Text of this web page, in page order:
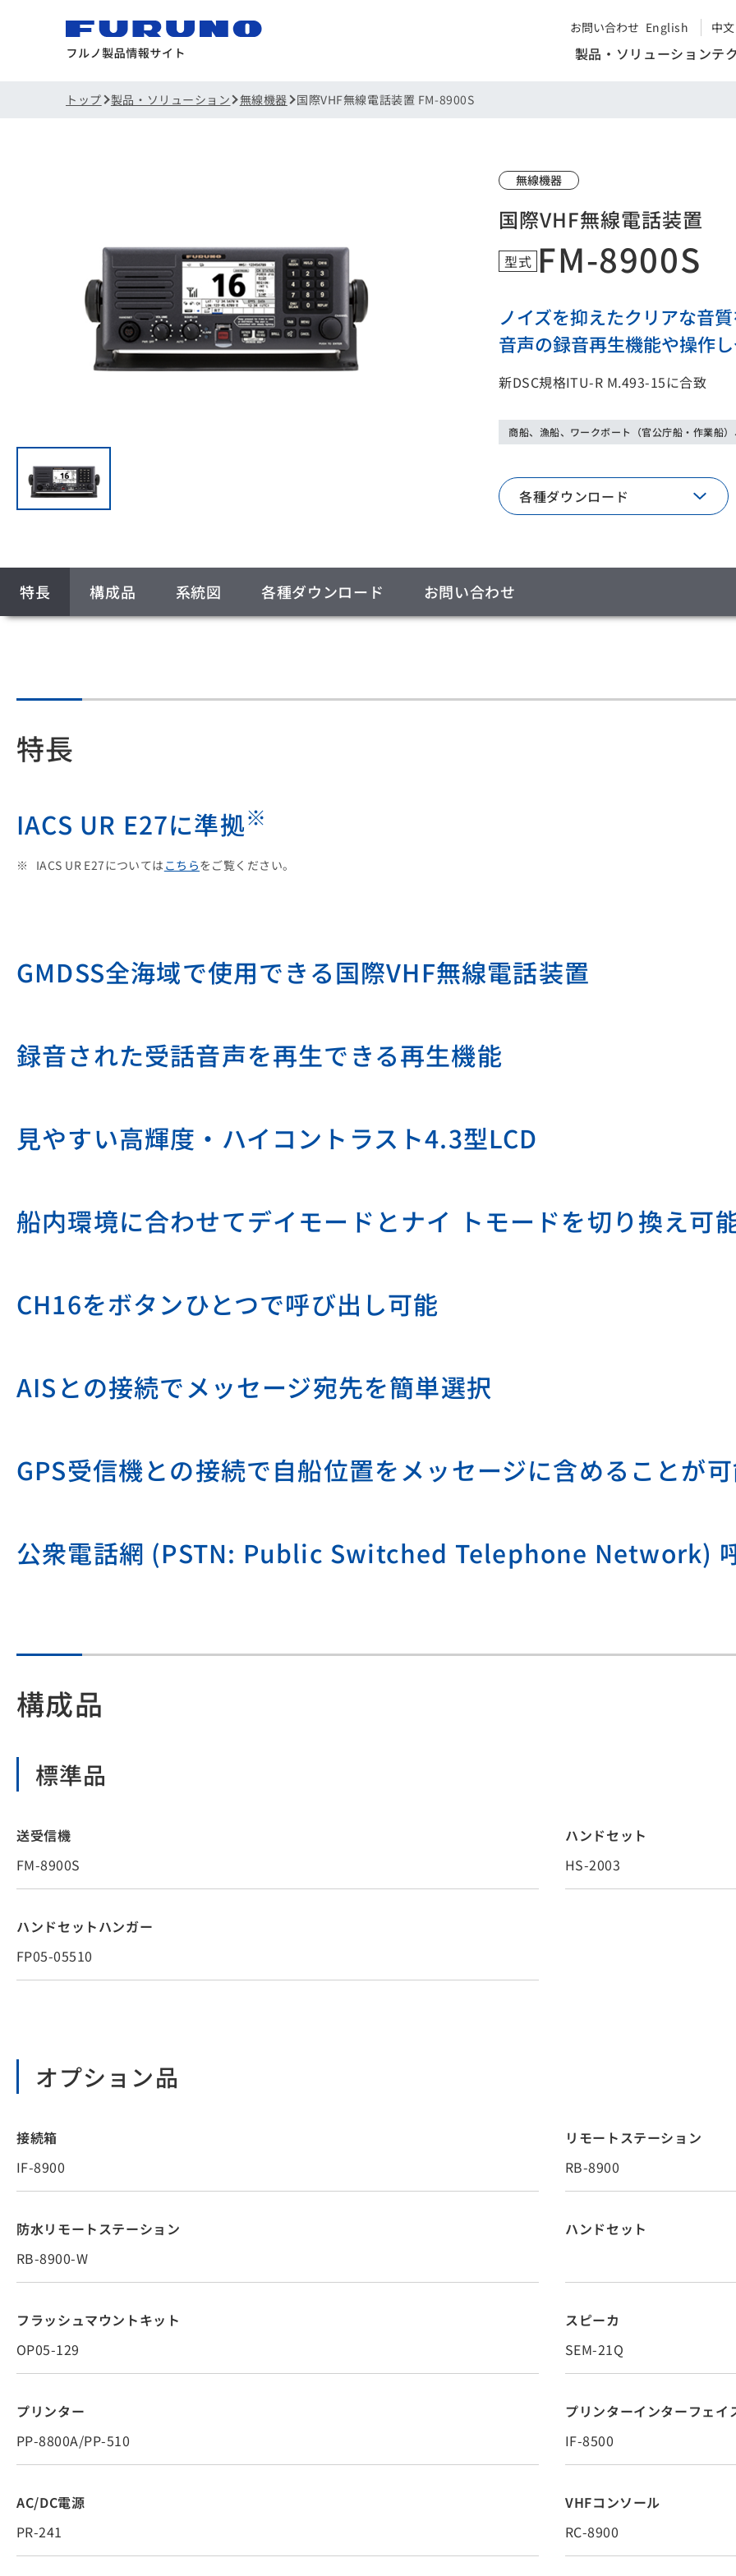
お問い合わせ English 中文
製品・ソリューションテ
トップ 製品・ソリューション 無線機器 国際VHF無線電話装置 FM-8900S
無線機器
国際VHF無線電話装置
型式 FM-8900S
ノイズを抑えたクリアな音
音声の録音再生機能や操作
新DSC規格ITU-R M.493-15に合致
商船、漁船、ワークボート（官公庁船・作業船
各種ダウンロード
特長 構成品 系統図 各種ダウンロード お問い合わせ
特長
IACS UR E27に準拠※
IACS UR E27については こちらをご覧ください。
GMDSS全海域で使用できる国際VHF無線電話装置
録音された受話音声を再生できる再生機能
見やすい高輝度・ハイコントラスト4.3型LCD
船内環境に合わせてデイモードとナイ トモードを切り換え可
CH16をボタンひとつで呼び出し可能
AISとの接続でメッセージ宛先を簡単選択
GPS受信機との接続で自船位置をメッセージに含めることが
公衆電話網 (PSTN: Public Switched Telephone Network)
構成品
標準品
送受信機
FM-8900S
ハンドセット
HS-2003
ハンドセットハンガー
FP05-05510
オプション品
接続箱
IF-8900
リモートステーション
RB-8900
防水リモートステーション
RB-8900-W
ハンドセット
フラッシュマウントキット
OP05-129
スピーカ
SEM-21Q
プリンター
PP-8800A/PP-510
プリンターインターフェイ
IF-8500
AC/DC電源
PR-241
VHFコンソール
RC-8900